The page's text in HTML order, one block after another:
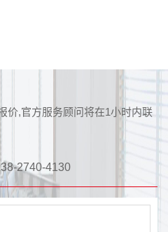
价,官方服务顾问将在1小时内联
2740-4130